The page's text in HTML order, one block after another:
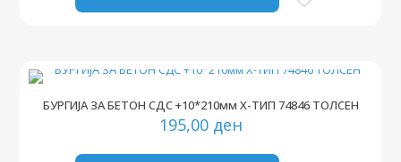
БУРГИЈА ЗА БЕТОН СДС +10*210мм Х-ТИП 74846 ТОЛСЕН
195,00 ден